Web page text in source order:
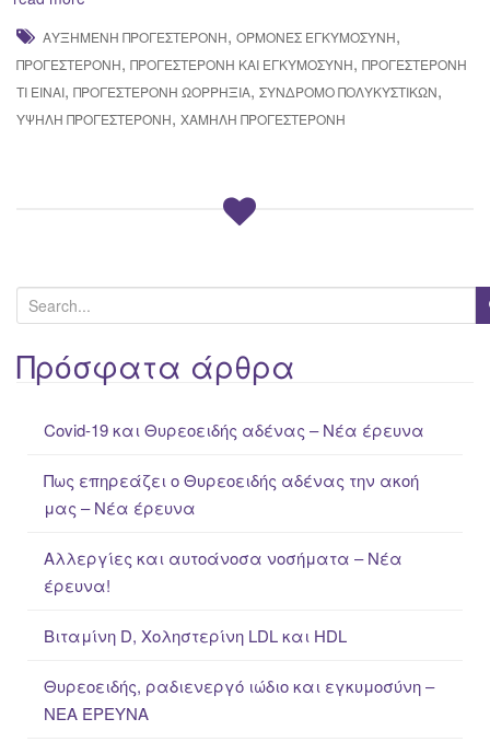
ΑΥΞΗΜΈΝΗ ΠΡΟΓΕΣΤΕΡΌΝΗ, ΟΡΜΌΝΕΣ ΕΓΚΥΜΟΣΎΝΗ,
ΠΡΟΓΕΣΤΕΡΌΝΗ, ΠΡΟΓΕΣΤΕΡΟΝΗ ΚΑΙ ΕΓΚΥΜΟΣΎΝΗ, ΠΡΟΓΕΣΤΕΡΌΝΗ
ΤΙ ΕΊΝΑΙ, ΠΡΟΓΕΣΤΕΡΌΝΗ ΩΟΡΡΗΞΊΑ, ΣΎΝΔΡΟΜΟ ΠΟΛΥΚΥΣΤΙΚΏΝ,
ΥΨΗΛΉ ΠΡΟΓΕΣΤΕΡΌΝΗ, ΧΑΜΗΛΉ ΠΡΟΓΕΣΤΕΡΌΝΗ
e
a
rΠρόσφατα άρθρα
Covid-19 και Θυρεοειδής αδένας – Νέα έρευνα
Πως επηρεάζει ο Θυρεοειδής αδένας την ακοή
μας – Νέα έρευνα
Αλλεργίες και αυτοάνοσα νοσήματα – Νέα
έρευνα!
Βιταμίνη D, Χοληστερίνη LDL και HDL
Θυρεοειδής, ραδιενεργό ιώδιο και εγκυμοσύνη –
ΝΕΑ ΈΡΕΥΝΑ